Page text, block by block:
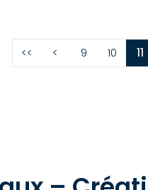
<< < 9 10 11